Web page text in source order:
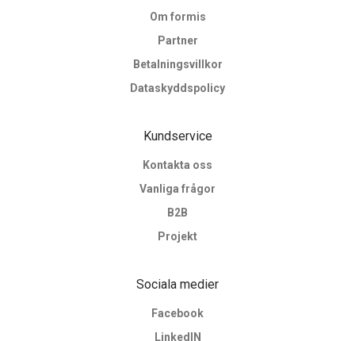
Om formis
Partner
Betalningsvillkor
Dataskyddspolicy
Kundservice
Kontakta oss
Vanliga frågor
B2B
Projekt
Sociala medier
Facebook
LinkedIN